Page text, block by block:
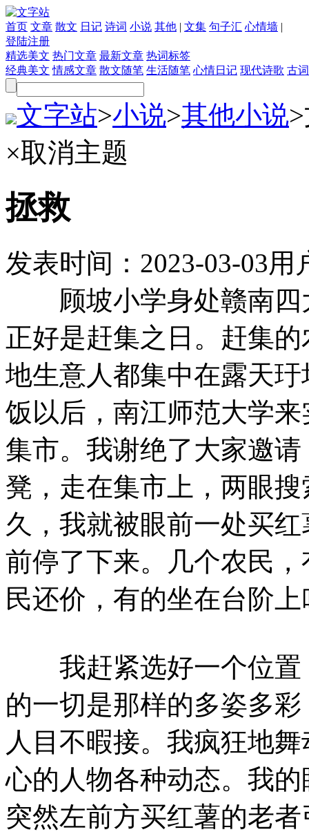
首页 文章 散文 日记 诗词 小说 其他 | 文集 句子汇 心情墙 |
登陆注册
精选美文 热门文章 最新文章 热词标签
经典美文 情感文章 散文随笔 生活随笔 心情日记 现代诗歌 古
文字站>小说>其他小说>
×取消主题
拯救
发表时间： 2023-03-03用
顾坡小学身处赣南四
正好是赶集之日。赶集
地生意人都集中在露天
饭以后，南江师范大学
集市。我谢绝了大家邀
凳，走在集市上，两眼
久，我就被眼前一处买
前停了下来。几个农民
民还价，有的坐在台阶
我赶紧选好一个位置
的一切是那样的多姿多
人目不暇接。我疯狂地
心的人物各种动态。我
突然左前方买红薯的老